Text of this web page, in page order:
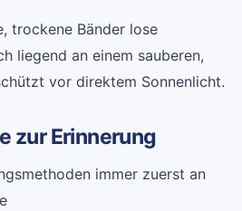
trockene Bänder lose
liegend an einem sauberen,
vor direktem Sonnenlicht.
zur Erinnerung
immer zuerst an